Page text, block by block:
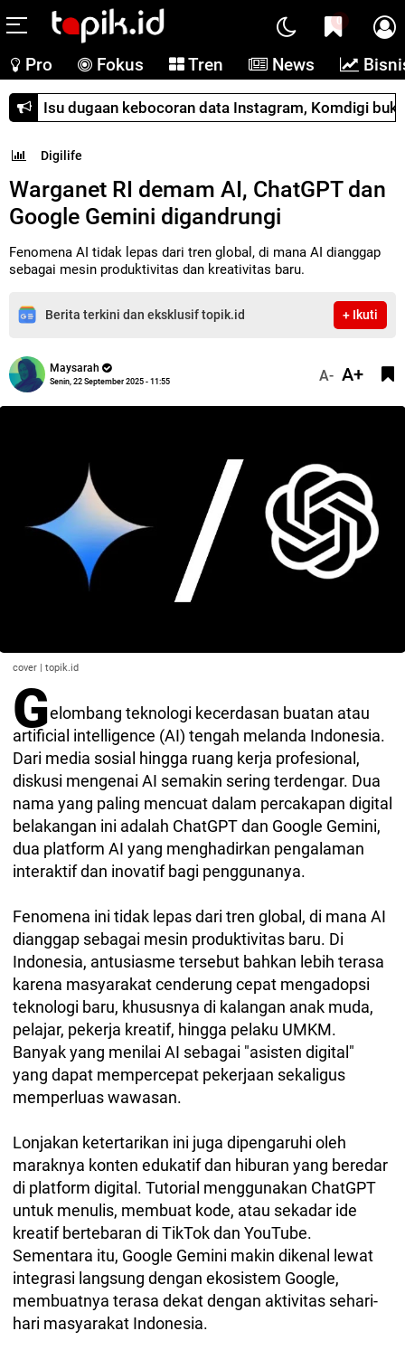
0
Pro Fokus Tren News
Isu dugaan kebocoran data Instagram, Komdigi buka
Digilife
Warganet RI demam AI, ChatGPT dan
Google Gemini digandrungi
Fenomena AI tidak lepas dari tren global, di mana AI dianggap
sebagai mesin produktivitas dan kreativitas baru.
Berita terkini dan eksklusif topik.id + Ikuti
Maysarah
Senin, 22 September 2025 - 11:55 A- A+
cover | topik.id
Gelombang teknologi kecerdasan buatan atau
artificial intelligence (AI) tengah melanda Indonesia.
Dari media sosial hingga ruang kerja profesional,
diskusi mengenai AI semakin sering terdengar. Dua
nama yang paling mencuat dalam percakapan digital
belakangan ini adalah ChatGPT dan Google Gemini,
dua platform AI yang menghadirkan pengalaman
interaktif dan inovatif bagi penggunanya.
Fenomena ini tidak lepas dari tren global, di mana AI
dianggap sebagai mesin produktivitas baru. Di
Indonesia, antusiasme tersebut bahkan lebih terasa
karena masyarakat cenderung cepat mengadopsi
teknologi baru, khususnya di kalangan anak muda,
pelajar, pekerja kreatif, hingga pelaku UMKM.
Banyak yang menilai AI sebagai "asisten digital"
yang dapat mempercepat pekerjaan sekaligus
memperluas wawasan.
Lonjakan ketertarikan ini juga dipengaruhi oleh
maraknya konten edukatif dan hiburan yang beredar
di platform digital. Tutorial menggunakan ChatGPT
untuk menulis, membuat kode, atau sekadar ide
kreatif bertebaran di TikTok dan YouTube.
Sementara itu, Google Gemini makin dikenal lewat
integrasi langsung dengan ekosistem Google,
membuatnya terasa dekat dengan aktivitas sehari-
hari masyarakat Indonesia.